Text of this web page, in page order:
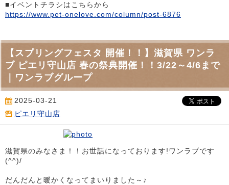
■イベントチラシはこちらから
https://www.pet-onelove.com/column/post-6876
【スプリングフェスタ 開催！！】滋賀県 ワンラ
ブ ピエリ守山店 春の祭典開催！！3/22～4/6まで
｜ワンラブグループ
2025-03-21
ピエリ守山店
滋賀県のみなさま！！お世話になっております!ワンラブです
(^^)/
だんだんと暖かくなってまいりました～♪